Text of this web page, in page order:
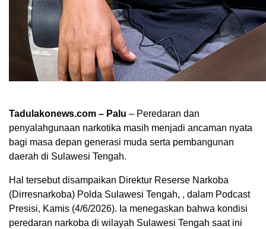
Tadulakonews.com – Palu – Peredaran dan
penyalahgunaan narkotika masih menjadi ancaman nyata
bagi masa depan generasi muda serta pembangunan
daerah di Sulawesi Tengah.
Hal tersebut disampaikan Direktur Reserse Narkoba
(Dirresnarkoba) Polda Sulawesi Tengah, , dalam Podcast
Presisi, Kamis (4/6/2026). Ia menegaskan bahwa kondisi
peredaran narkoba di wilayah Sulawesi Tengah saat ini